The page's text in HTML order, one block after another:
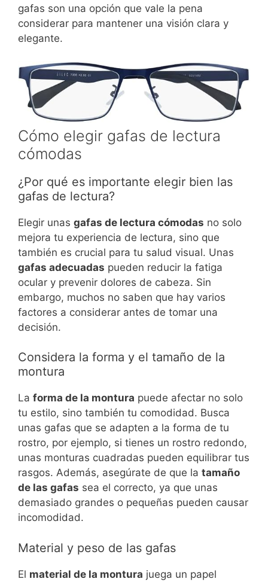
gafas son una opción que vale la pena
considerar para mantener una visión clara y
elegante.
Cómo elegir gafas de lectura
cómodas
¿Por qué es importante elegir bien las
gafas de lectura?
Elegir unas gafas de lectura cómodas no solo
mejora tu experiencia de lectura, sino que
también es crucial para tu salud visual. Unas
gafas adecuadas pueden reducir la fatiga
ocular y prevenir dolores de cabeza. Sin
embargo, muchos no saben que hay varios
factores a considerar antes de tomar una
decisión.
Considera la forma y el tamaño de la
montura
La forma de la montura puede afectar no solo
tu estilo, sino también tu comodidad. Busca
unas gafas que se adapten a la forma de tu
rostro, por ejemplo, si tienes un rostro redondo,
unas monturas cuadradas pueden equilibrar tus
rasgos. Además, asegúrate de que la tamaño
de las gafas sea el correcto, ya que unas
demasiado grandes o pequeñas pueden causar
incomodidad.
Material y peso de las gafas
El material de la montura juega un papel